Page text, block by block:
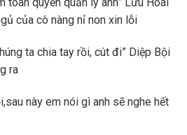
của cô nàng nỉ non xin lỗi
ta chia tay rồi, cút đi” Diệp Bội
ra
này em nói gì anh sẽ nghe hết